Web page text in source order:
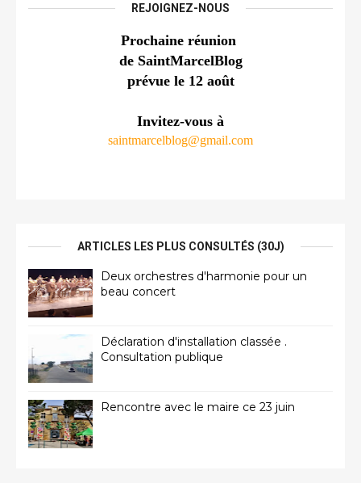
REJOIGNEZ-NOUS
Prochaine réunion
de SaintMarcelBlog
prévue le 12 août
Invitez-vous à
saintmarcelblog@gmail.com
ARTICLES LES PLUS CONSULTÉS (30J)
Deux orchestres d'harmonie pour un
beau concert
Déclaration d'installation classée .
Consultation publique
Rencontre avec le maire ce 23 juin